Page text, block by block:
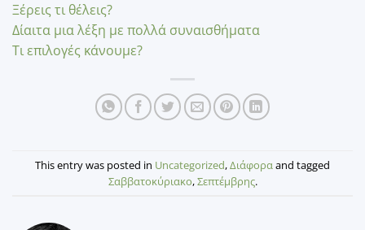
Ξέρεις τι θέλεις?
Δίαιτα μια λέξη με πολλά συναισθήματα
Τι επιλογές κάνουμε?
This entry was posted in Uncategorized,Διάφοραand tagged
Σαββατοκύριακο,Σεπτέμβρης.